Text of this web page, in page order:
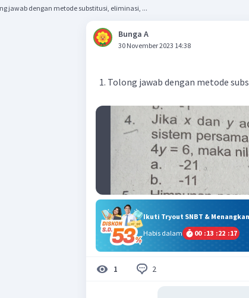
jawab dengan metode substitusi, eliminasi, ...
Bunga A
30 November 2023 14:38
Tolong jawab dengan metode
Ikuti Tryout SNBT &
Habis dalam
00 :13 :22 :17
1 2